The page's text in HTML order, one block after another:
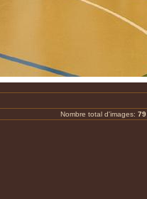
Nombre total d'images: 79